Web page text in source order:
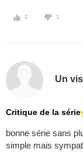
2 1
Un
Critique de la série
bonne série sans
simple mais